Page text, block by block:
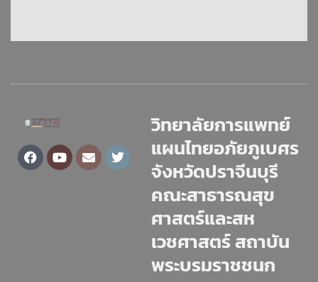
Facebook
YoutubeEnvelopeTwitter
วิทยาลัยการแพทย์
แผนไทยอภัยภูเบศร
จังหวัดปราจีนบุรี
คณะสาธารณสุข
ศาสตร์และสห
เวชศาสตร์ สถาบัน
พระบรมราชชนก